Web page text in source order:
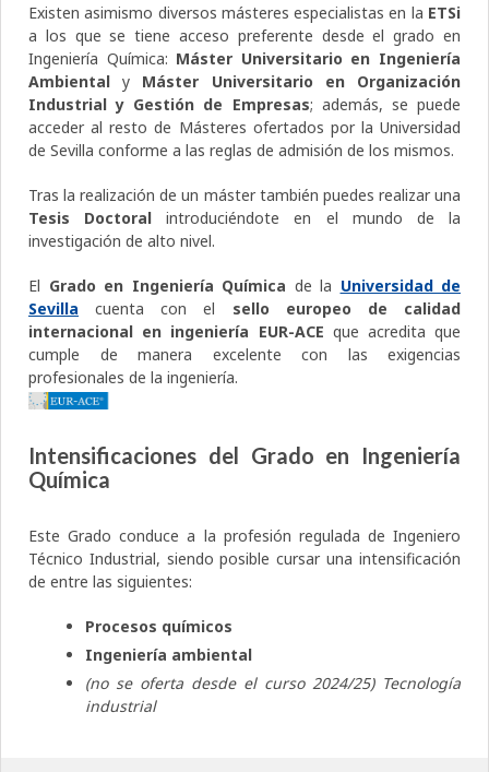
Existen asimismo diversos másteres especialistas en la ETSi
a los que se tiene acceso preferente desde el grado en
Ingeniería Química: Máster Universitario en Ingeniería
Ambientaly Máster Universitario en Organización
Industrial y Gestión de Empresas; además, se puede
acceder al resto de Másteres ofertados por la Universidad
de Sevilla conforme a las reglas de admisión de los mismos.
Tras la realización de un máster también puedes realizar una
Tesis Doctoralintroduciéndote en el mundo de la
investigación de alto nivel.
El Grado en Ingeniería Química de la Universidad de
Sevilla cuenta con el sello europeo de calidad
internacional en ingeniería EUR-ACE que acredita que
cumple de manera excelente con las exigencias
profesionales de la ingeniería.
Intensificaciones del Grado en Ingeniería
Química
Este Grado conduce a la profesión regulada de Ingeniero
Técnico Industrial, siendo posible cursar una intensificación
de entre las siguientes:
Procesos químicos
Ingeniería ambiental
(no se oferta desde el curso 2024/25) Tecnología
industrial